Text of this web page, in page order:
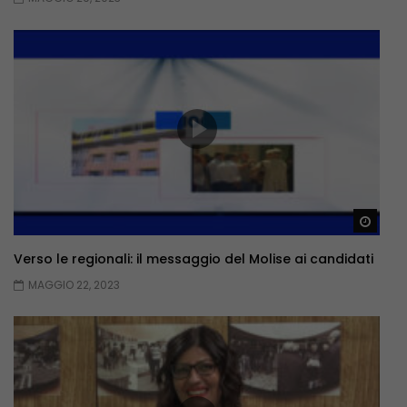
Verso le regionali: il messaggio del Molise ai candidati
MAGGIO 22, 2023